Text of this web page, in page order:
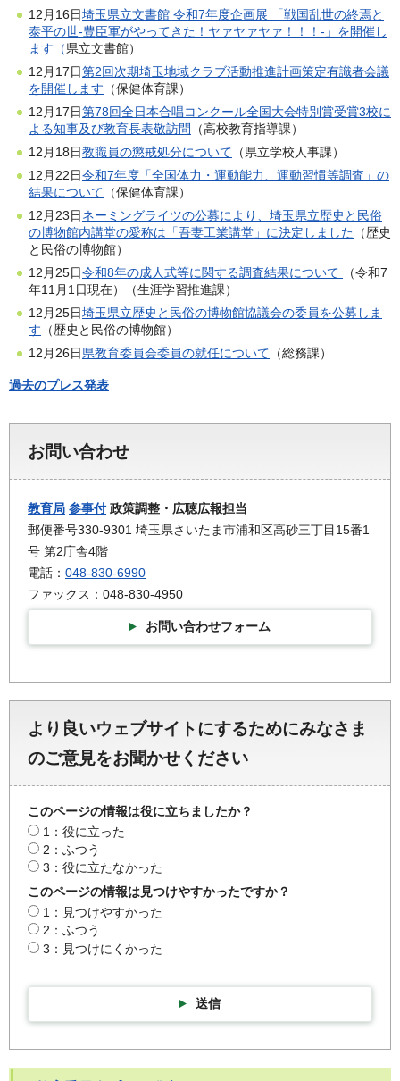
12月16日埼玉県立文書館 令和7年度企画展 「戦国乱世の終焉と
泰平の世-豊臣軍がやってきた！ヤァヤァヤァ！！！-」を開催し
ます（県立文書館）
12月17日第2回次期埼玉地域クラブ活動推進計画策定有識者会議
を開催します （保健体育課）
12月17日第78回全日本合唱コンクール全国大会特別賞受賞3校に
よる知事及び教育長表敬訪問
（高校教育指導課）
12月18日教職員の懲戒処分について （県立学校人事課）
12月22日令和7年度「全国体力・運動能力、運動習慣等調査」の
結果について （保健体育課）
12月23日ネーミングライツの公募により、埼玉県立歴史と民俗
の博物館内講堂の愛称は「吾妻工業講堂」に決定しました （歴史
と民俗の博物館）
12月25日令和8年の成人式等に関する調査結果について
（令和7
年11月1日現在）（生涯学習推進課）
12月25日埼玉県立歴史と民俗の博物館協議会の委員を公募しま
す （歴史と民俗の博物館）
12月26日県教育委員会委員の就任について （総務課）
過去のプレス発表
お問い合わせ
教育局 参事付政策調整・広聴広報担当
郵便番号330-9301 埼玉県さいたま市浦和区高砂三丁目15番1
号 第2庁舎4階
電話： 048-830-6990
ファックス：048-830-4950
お問い合わせフォーム
より良いウェブサイトにするためにみなさま
のご意見をお聞かせください
このページの情報は役に立ちましたか？
1：役に立った
2：ふつう
3：役に立たなかった
このページの情報は見つけやすかったですか？
1：見つけやすかった
2：ふつう
3：見つけにくかった
送信